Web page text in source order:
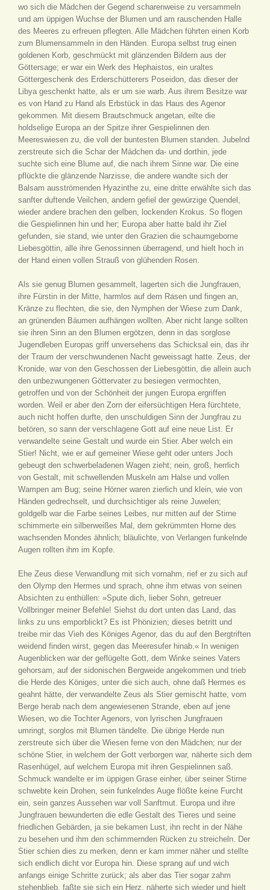
wo sich die Mädchen der Gegend scharenweise zu versammeln
und am üppigen Wuchse der Blumen und am rauschenden Halle
des Meeres zu erfreuen pflegten. Alle Mädchen führten einen Korb
zum Blumensammeln in den Händen. Europa selbst trug einen
goldenen Korb, geschmückt mit glänzenden Bildern aus der
Göttersage; er war ein Werk des Hephaistos, ein uraltes
Göttergeschenk des Erderschütterers Poseidon, das dieser der
Libya geschenkt hatte, als er um sie warb. Aus ihrem Besitze war
es von Hand zu Hand als Erbstück in das Haus des Agenor
gekommen. Mit diesem Brautschmuck angetan, eilte die
holdselige Europa an der Spitze ihrer Gespielinnen den
Meereswiesen zu, die voll der buntesten Blumen standen. Jubelnd
zerstreute sich die Schar der Mädchen da- und dorthin, jede
suchte sich eine Blume auf, die nach ihrem Sinne war. Die eine
pflückte die glänzende Narzisse, die andere wandte sich der
Balsam ausströmenden Hyazinthe zu, eine dritte erwählte sich das
sanfter duftende Veilchen, andern gefiel der gewürzige Quendel,
wieder andere brachen den gelben, lockenden Krokus. So flogen
die Gespielinnen hin und her; Europa aber hatte bald ihr Ziel
gefunden, sie stand, wie unter den Grazien die schaumgeborne
Liebesgöttin, alle ihre Genossinnen überragend, und hielt hoch in
der Hand einen vollen Strauß von glühenden Rosen.
Als sie genug Blumen gesammelt, lagerten sich die Jungfrauen,
ihre Fürstin in der Mitte, harmlos auf dem Rasen und fingen an,
Kränze zu flechten, die sie, den Nymphen der Wiese zum Dank,
an grünenden Bäumen aufhängen wollten. Aber nicht lange sollten
sie ihren Sinn an den Blumen ergötzen, denn in das sorglose
Jugendleben Europas griff unversehens das Schicksal ein, das ihr
der Traum der verschwundenen Nacht geweissagt hatte. Zeus, der
Kronide, war von den Geschossen der Liebesgöttin, die allein auch
den unbezwungenen Göttervater zu besiegen vermochten,
getroffen und von der Schönheit der jungen Europa ergriffen
worden. Weil er aber den Zorn der eifersüchtigen Hera fürchtete,
auch nicht hoffen durfte, den unschuldigen Sinn der Jungfrau zu
betören, so sann der verschlagene Gott auf eine neue List. Er
verwandelte seine Gestalt und wurde ein Stier. Aber welch ein
Stier! Nicht, wie er auf gemeiner Wiese geht oder unters Joch
gebeugt den schwerbeladenen Wagen zieht; nein, groß, herrlich
von Gestalt, mit schwellenden Muskeln am Halse und vollen
Wampen am Bug; seine Hörner waren zierlich und klein, wie von
Händen gedrechselt, und durchsichtiger als reine Juwelen;
goldgelb war die Farbe seines Leibes, nur mitten auf der Stirne
schimmerte ein silberweißes Mal, dem gekrümmten Horne des
wachsenden Mondes ähnlich; bläulichte, von Verlangen funkelnde
Augen rollten ihm im Kopfe.
Ehe Zeus diese Verwandlung mit sich vornahm, rief er zu sich auf
den Olymp den Hermes und sprach, ohne ihm etwas von seinen
Absichten zu enthüllen: »Spute dich, lieber Sohn, getreuer
Vollbringer meiner Befehle! Siehst du dort unten das Land, das
links zu uns emporblickt? Es ist Phönizien; dieses betritt und
treibe mir das Vieh des Königes Agenor, das du auf den Bergtriften
weidend finden wirst, gegen das Meeresufer hinab.« In wenigen
Augenblicken war der geflügelte Gott, dem Winke seines Vaters
gehorsam, auf der sidonischen Bergweide angekommen und trieb
die Herde des Königes, unter die sich auch, ohne daß Hermes es
geahnt hätte, der verwandelte Zeus als Stier gemischt hatte, vom
Berge herab nach dem angewiesenen Strande, eben auf jene
Wiesen, wo die Tochter Agenors, von lyrischen Jungfrauen
umringt, sorglos mit Blumen tändelte. Die übrige Herde nun
zerstreute sich über die Wiesen ferne von den Mädchen; nur der
schöne Stier, in welchem der Gott verborgen war, näherte sich dem
Rasenhügel, auf welchem Europa mit ihren Gespielinnen saß.
Schmuck wandelte er im üppigen Grase einher, über seiner Stirne
schwebte kein Drohen, sein funkelndes Auge flößte keine Furcht
ein, sein ganzes Aussehen war voll Sanftmut. Europa und ihre
Jungfrauen bewunderten die edle Gestalt des Tieres und seine
friedlichen Gebärden, ja sie bekamen Lust, ihn recht in der Nähe
zu besehen und ihm den schimmernden Rücken zu streicheln. Der
Stier schien dies zu merken, denn er kam immer näher und stellte
sich endlich dicht vor Europa hin. Diese sprang auf und wich
anfangs einige Schritte zurück; als aber das Tier sogar zahm
stehenblieb, faßte sie sich ein Herz, näherte sich wieder und hielt